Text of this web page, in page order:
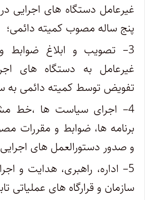
غیرعامل دستگاه های اجرایی
پنج ساله مصوب کمیته دائمی؛
3– تصویب و ابلاغ ضوابط و
غیرعامل به دستگاه های
تفویض توسط کمیته دائمی به
4– اجرای سیاست ها ،خط
برنامه ها، ضوابط و مقررات
و صدور دستورالعمل های اجرایی
5– اداره، راهبری، هدایت و
سازمان و قرارگاه های عملیاتی